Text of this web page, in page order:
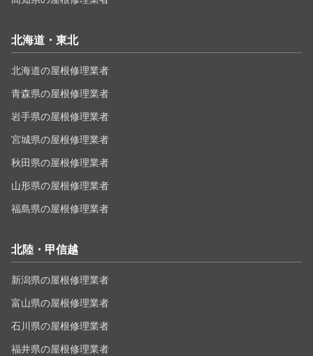
北海道・東北
北海道の屋根修理業者
青森県の屋根修理業者
岩手県の屋根修理業者
宮城県の屋根修理業者
秋田県の屋根修理業者
山形県の屋根修理業者
福島県の屋根修理業者
北陸・甲信越
新潟県の屋根修理業者
富山県の屋根修理業者
石川県の屋根修理業者
福井県の屋根修理業者